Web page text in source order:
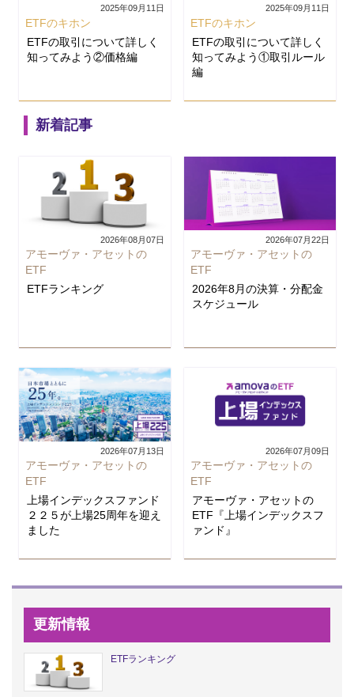
2025年09月11日
ETFのキホン
ETFの取引について詳しく
知ってみよう②価格編
2025年09月11日
ETFのキホン
ETFの取引について詳しく
知ってみよう①取引ルール
編
新着記事
2026年08月07日
アモーヴァ・アセットの
ETF
ETFランキング
2026年07月22日
アモーヴァ・アセットの
ETF
2026年8月の決算・分配金
スケジュール
2026年07月13日
アモーヴァ・アセットの
ETF
上場インデックスファンド
２２５が上場25周年を迎え
ました
2026年07月09日
アモーヴァ・アセットの
ETF
アモーヴァ・アセットの
ETF『上場インデックスフ
ァンド』
更新情報
ETFランキング